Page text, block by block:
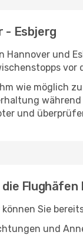
- Esbjerg
Hannover und
wie möglich
und
Flughäfen
Sie
und